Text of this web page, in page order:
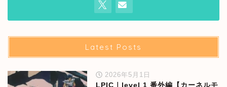
Latest Posts
2026年5月1日
LPIC｜level 1 番外編【カーネルモ